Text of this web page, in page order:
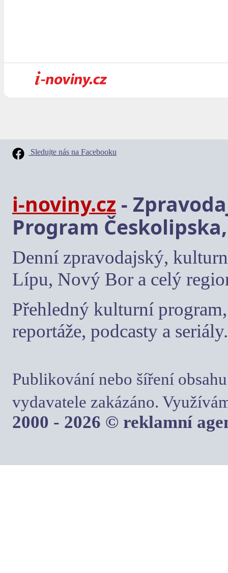
Sledujte nás na Facebooku
i-noviny.cz -
Program
Denní zpravodajský,
Lípu, Nový Bor a celý
Přehledný kulturní
reportáže, podcasty a seriály.
Publikování nebo šíření
vydavatele zakázáno.
2000 - 2026 © reklamní